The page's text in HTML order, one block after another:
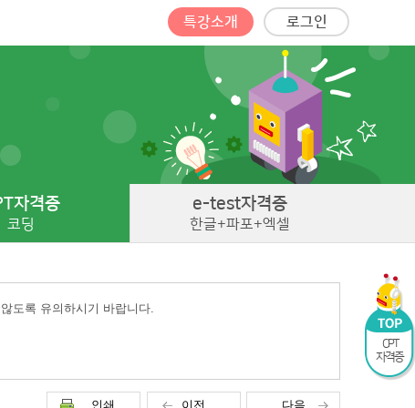
특강소개 로그인
자격증
코딩
e-test자격증
한글+파포+엑셀
도록 유의하시기 바랍니다.
인쇄 이전 다음
CPT
자격증